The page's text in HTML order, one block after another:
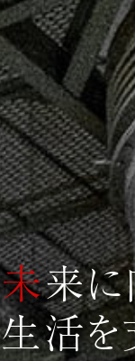
未来
生活を